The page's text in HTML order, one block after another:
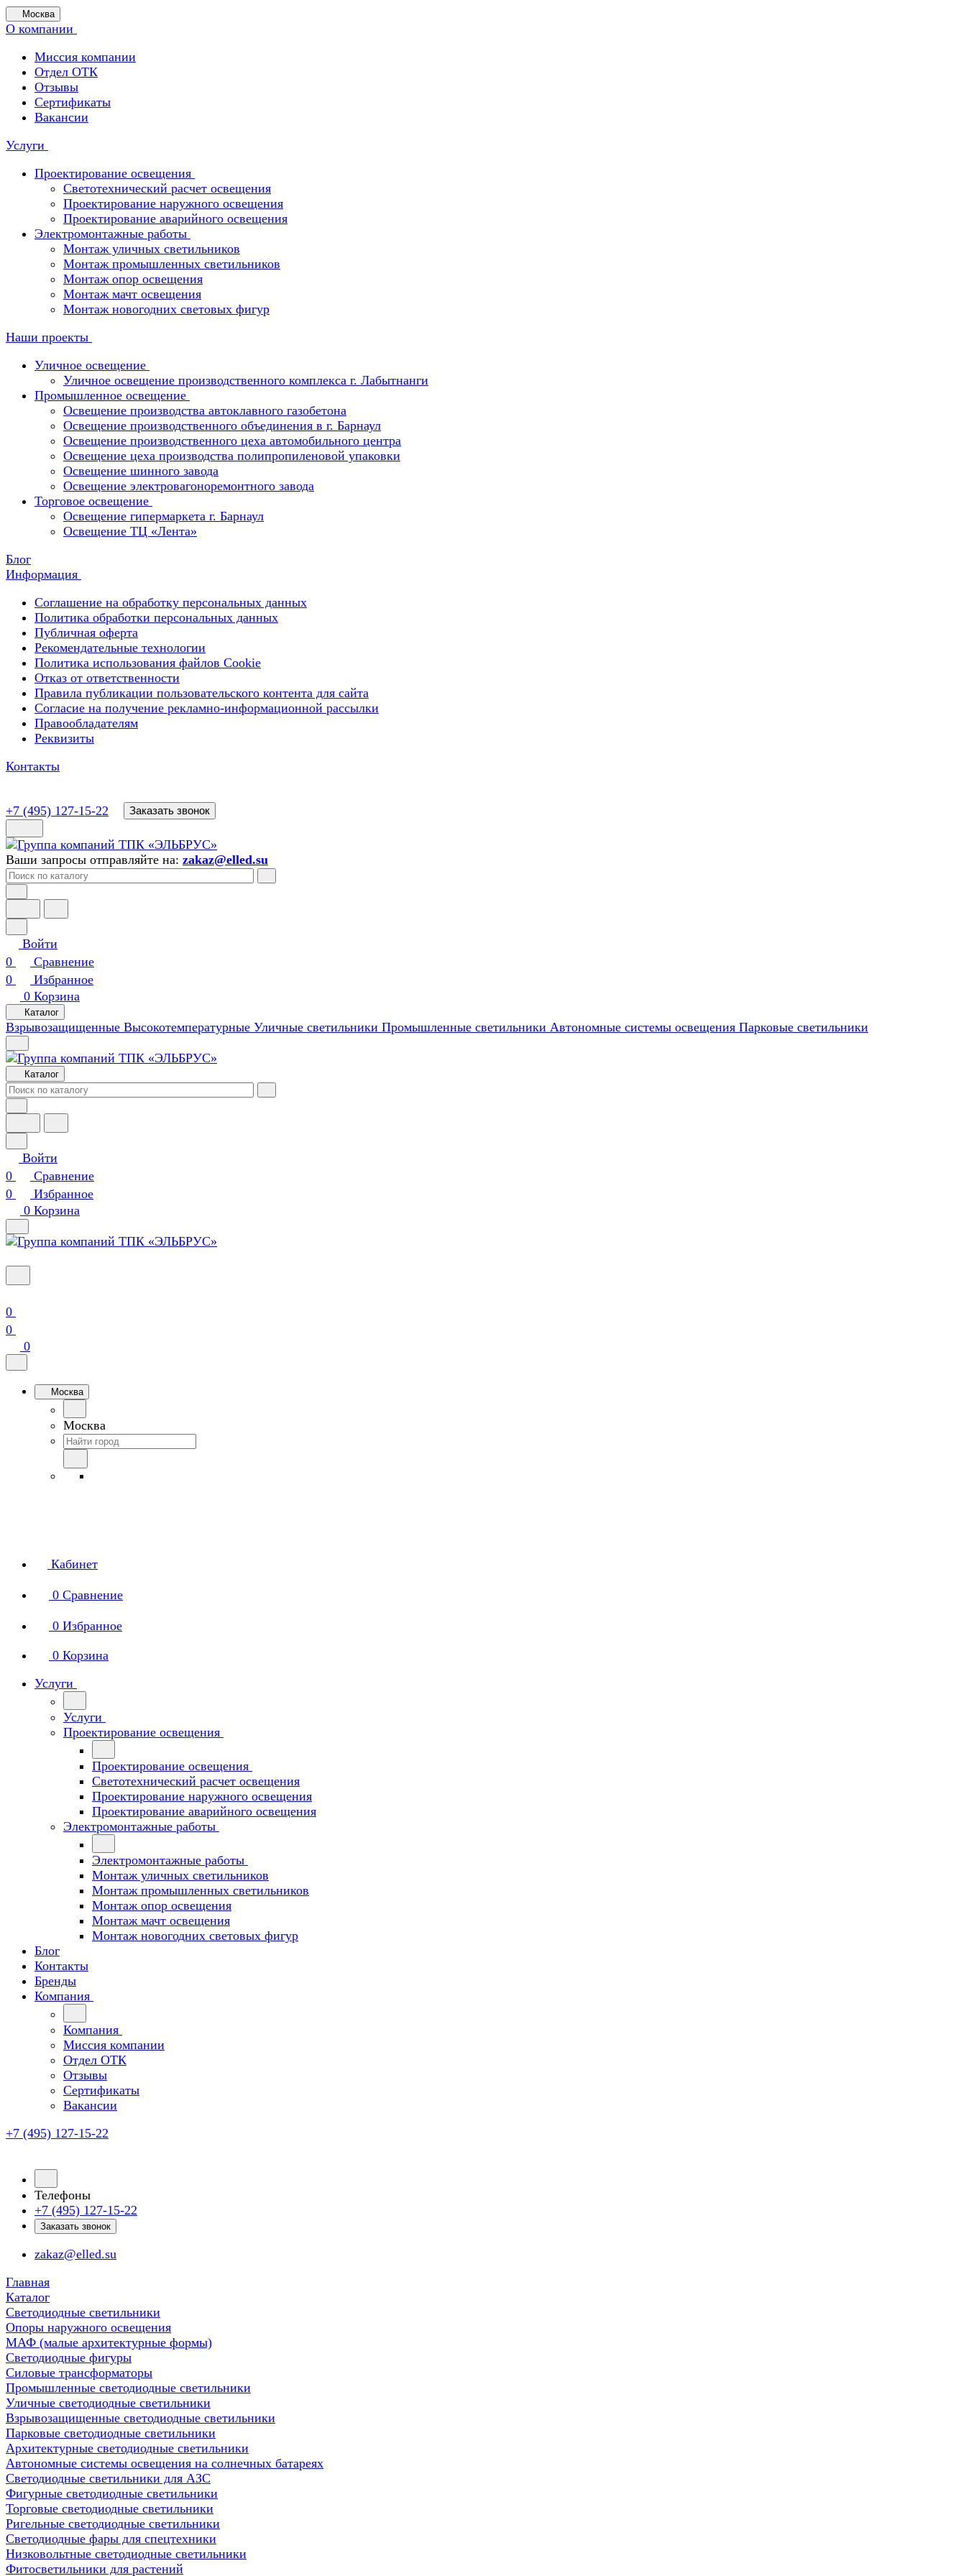
Москва
О компании
Миссия компании
Отдел ОТК
Отзывы
Сертификаты
Вакансии
Услуги
Проектирование освещения
Светотехнический расчет освещения
Проектирование наружного освещения
Проектирование аварийного освещения
Электромонтажные работы
Монтаж уличных светильников
Монтаж промышленных светильников
Монтаж опор освещения
Монтаж мачт освещения
Монтаж новогодних световых фигур
Наши проекты
Уличное освещение
Уличное освещение производственного комплекса г. Лабытнанги
Промышленное освещение
Освещение производства автоклавного газобетона
Освещение производственного объединения в г. Барнаул
Освещение производственного цеха автомобильного центра
Освещение цеха производства полипропиленовой упаковки
Освещение шинного завода
Освещение электровагоноремонтного завода
Торговое освещение
Освещение гипермаркета г. Барнаул
Освещение ТЦ «Лента»
Блог
Информация
Соглашение на обработку персональных данных
Политика обработки персональных данных
Публичная оферта
Рекомендательные технологии
Политика использования файлов Cookie
Отказ от ответственности
Правила публикации пользовательского контента для сайта
Согласие на получение рекламно-информационной рассылки
Правообладателям
Реквизиты
Контакты
+7 (495) 127-15-22 Заказать звонок
Ваши запросы отправляйте на: zakaz@elled.su
Войти
0
Сравнение
0
Избранное
0 Корзина
Каталог
Взрывозащищенные Высокотемпературные Уличные светильники Промышленные светильники Автономные системы освещения Парковые светильники
Каталог
Войти
0
Сравнение
0
Избранное
0 Корзина
0
0
0
Москва
Москва
Кабинет
0 Сравнение
0 Избранное
0 Корзина
Услуги
Услуги
Проектирование освещения
Проектирование освещения
Светотехнический расчет освещения
Проектирование наружного освещения
Проектирование аварийного освещения
Электромонтажные работы
Электромонтажные работы
Монтаж уличных светильников
Монтаж промышленных светильников
Монтаж опор освещения
Монтаж мачт освещения
Монтаж новогодних световых фигур
Блог
Контакты
Бренды
Компания
Компания
Миссия компании
Отдел ОТК
Отзывы
Сертификаты
Вакансии
+7 (495) 127-15-22
Телефоны
+7 (495) 127-15-22
Заказать звонок
zakaz@elled.su
Главная
Каталог
Светодиодные светильники
Опоры наружного освещения
МАФ (малые архитектурные формы)
Светодиодные фигуры
Силовые трансформаторы
Промышленные светодиодные светильники
Уличные светодиодные светильники
Взрывозащищенные светодиодные светильники
Парковые светодиодные светильники
Архитектурные светодиодные светильники
Автономные системы освещения на солнечных батареях
Светодиодные светильники для АЗС
Фигурные светодиодные светильники
Торговые светодиодные светильники
Ригельные светодиодные светильники
Cветодиодные фары для спецтехники
Низковольтные светодиодные светильники
Фитосветильники для растений